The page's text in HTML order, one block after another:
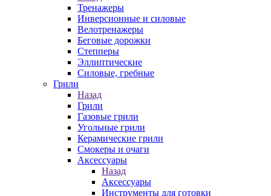
Тренажеры
Инверсионные и силовые
Велотренажеры
Беговые дорожки
Степперы
Эллиптические
Силовые, гребные
Грили
Назад
Грили
Газовые грили
Угольные грили
Керамические грили
Смокеры и очаги
Аксессуары
Назад
Аксессуары
Инструменты для готовки